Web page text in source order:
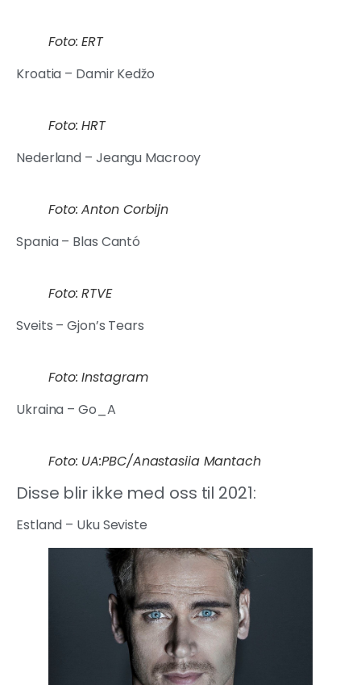
Foto: ERT
Kroatia – Damir Kedžo
Foto: HRT
Nederland – Jeangu Macrooy
Foto: Anton Corbijn
Spania – Blas Cantó
Foto: RTVE
Sveits – Gjon’s Tears
Foto: Instagram
Ukraina – Go_A
Foto: UA:PBC/Anastasiia Mantach
Disse blir ikke med oss til 2021:
Estland – Uku Seviste